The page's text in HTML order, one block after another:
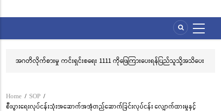
အဂတိလိုက်စားမှု ကင်းရှင်းစရေး 1111 ကိုဖြေကြားပေးရန်ပြည်သူသို့အသိပေး
Breadcrumb
Home / SOP /
စီးပွားရေးလုပ်ငန်းသုံးအဆောက်အအုံတည်ဆောက်ခြင်းလုပ်ငန်း လျှောက်ထားမှုနှင့်